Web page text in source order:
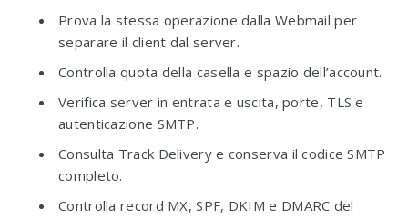
Prova la stessa operazione dalla Webmail per
separare il client dal server.
Controlla quota della casella e spazio dell’account.
Verifica server in entrata e uscita, porte, TLS e
autenticazione SMTP.
Consulta Track Delivery e conserva il codice SMTP
completo.
Controlla record MX, SPF, DKIM e DMARC del